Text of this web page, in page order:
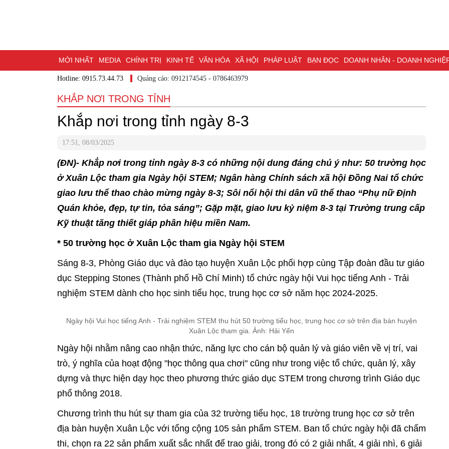
MỚI NHẤT MEDIA CHÍNH TRỊ KINH TẾ VĂN HÓA XÃ HỘI PHÁP LUẬT BẠN ĐỌC DOANH NHÂN - DOANH NGHIỆP
DU LỊCH - ẨM THỰC CHUYỂN ĐỔI SỐ THỂ THAO ĐỒNG NAI & NGHỊ QUYẾT 57
BẠN CẦN BIẾT CHẠM 95 - KHÁM PHÁ ĐỒNG NAI
NHỊP CẦU NHÂN ÁI THÀNH PHỐ ĐỒNG NAI
Hotline: 0915.73.44.73 Quảng cáo: 0912174545 - 0786463979
KHẮP NƠI TRONG TỈNH
Khắp nơi trong tỉnh ngày 8-3
17:51, 08/03/2025
(ĐN)- Khắp nơi trong tỉnh ngày 8-3 có những nội dung đáng chú ý như: 50 trường học
ở Xuân Lộc tham gia Ngày hội STEM; Ngân hàng Chính sách xã hội Đồng Nai tổ chức
giao lưu thể thao chào mừng ngày 8-3; Sôi nổi hội thi dân vũ thể thao “Phụ nữ Định
Quán khỏe, đẹp, tự tin, tỏa sáng”; Gặp mặt, giao lưu kỷ niệm 8-3 tại Trường trung cấp
Kỹ thuật tăng thiết giáp phân hiệu miền Nam.
* 50 trường học ở Xuân Lộc tham gia Ngày hội STEM
Sáng 8-3, Phòng Giáo dục và đào tạo huyện Xuân Lộc phối hợp cùng Tập đoàn đầu tư giáo
dục Stepping Stones (Thành phố Hồ Chí Minh) tổ chức ngày hội Vui học tiếng Anh - Trải
nghiệm STEM dành cho học sinh tiểu học, trung học cơ sở năm học 2024-2025.
Ngày hội Vui học tiếng Anh - Trải nghiệm STEM thu hút 50 trường tiểu học, trung học cơ sở trên địa bàn huyện
Xuân Lộc tham gia. Ảnh: Hải Yến
Ngày hội nhằm nâng cao nhận thức, năng lực cho cán bộ quản lý và giáo viên về vị trí, vai
trò, ý nghĩa của hoạt động "học thông qua chơi" cũng như trong việc tổ chức, quản lý, xây
dựng và thực hiện dạy học theo phương thức giáo dục STEM trong chương trình Giáo dục
phổ thông 2018.
Chương trình thu hút sự tham gia của 32 trường tiểu học, 18 trường trung học cơ sở trên
địa bàn huyện Xuân Lộc với tổng cộng 105 sản phẩm STEM. Ban tổ chức ngày hội đã chấm
thi, chọn ra 22 sản phẩm xuất sắc nhất để trao giải, trong đó có 2 giải nhất, 4 giải nhì, 6 giải